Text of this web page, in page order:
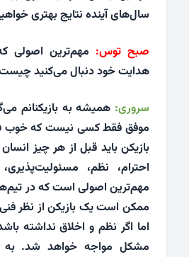
سال‌های آینده نتایج بهتری
صبح توس: مهم‌ترین اصولی
هدایت خود دنبال می‌کنید
سروری: همیشه به بازیکنانم
موفق فقط کسی نیست که خوب
بازیکن باید قبل از هر چیز
احترام، نظم،
مهم‌ترین اصولی است که در
ممکن است یک بازیکن از نظر فنی
اما اگر نظم و اخلاق نداشته
مشکل مواجه خواهد شد. به